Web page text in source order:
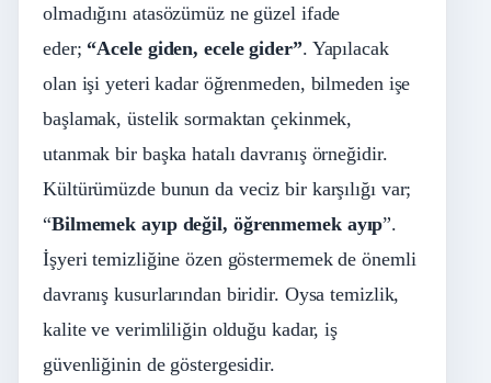
olmadığını atasözümüz ne güzel ifade
eder; “Acele giden, ecele gider”. Yapılacak
olan işi yeteri kadar öğrenmeden, bilmeden işe
başlamak, üstelik sormaktan çekinmek,
utanmak bir başka hatalı davranış örneğidir.
Kültürümüzde bunun da veciz bir karşılığı var;
“Bilmemek ayıp değil, öğrenmemek ayıp”.
İşyeri temizliğine özen göstermemek de önemli
davranış kusurlarından biridir. Oysa temizlik,
kalite ve verimliliğin olduğu kadar, iş
güvenliğinin de göstergesidir.